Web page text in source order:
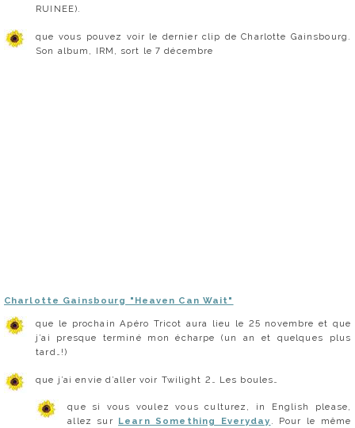
RUINEE).
que vous pouvez voir le dernier clip de Charlotte Gainsbourg.
Son album, IRM, sort le 7 décembre
Charlotte Gainsbourg "Heaven Can Wait"
que le prochain Apéro Tricot aura lieu le 25 novembre et que
j’ai presque terminé mon écharpe (un an et quelques plus
tard…!)
que j’ai envie d’aller voir Twilight 2… Les boules…
que si vous voulez vous culturez, in English please,
allez sur Learn Something Everyday . Pour le même